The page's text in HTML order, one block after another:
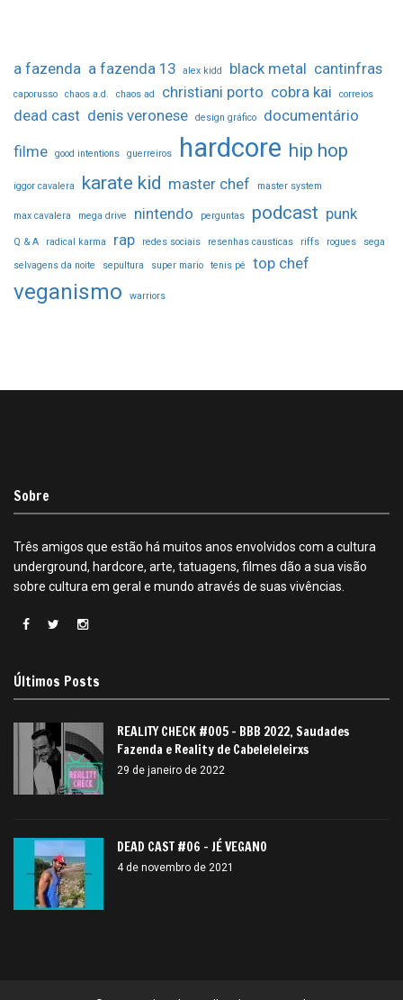
a fazenda a fazenda 13 alex kidd black metal cantinfras
caporusso chaos a.d. chaos ad christiani porto cobra kai correios
dead cast denis veronese design gráfico
documentário
filme
good intentions guerreiros hardcore hip hop
iggor cavalera karate kid master chef master system
max cavalera mega drive nintendo perguntas podcast punk
Q & A radical karma rap redes sociais resenhas causticas riffs rogues
sega
selvagens da noite
sepultura super mario tenis pé top chef
veganismo warriors
Sobre
Três amigos que estão há muitos anos envolvidos com a cultura
underground, hardcore, arte, tatuagens, filmes dão a sua visão
sobre cultura em geral e mundo através de suas vivências.
Últimos Posts
REALITY CHECK #005 – BBB 2022, Saudades
Fazenda e Reality de Cabeleleleirxs
29 de janeiro de 2022
DEAD CAST #06 – JÉ VEGANO
4 de novembro de 2021